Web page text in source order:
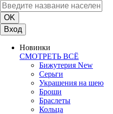
Вход
Новинки
СМОТРЕТЬ ВСЁ
Бижутерия New
Серьги
Украшения на шею
Броши
Браслеты
Кольца